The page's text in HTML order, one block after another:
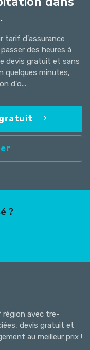
tarif d'assurance
des heures à
devis gratuit et sans
quelques minutes,
d'o...
gratuit
?
région avec tre-
devis gratuit et
au meilleur prix !